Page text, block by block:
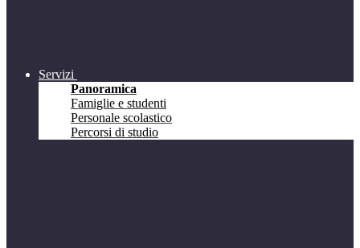
Servizi
Panoramica
Famiglie e studenti
Personale scolastico
Percorsi di studio